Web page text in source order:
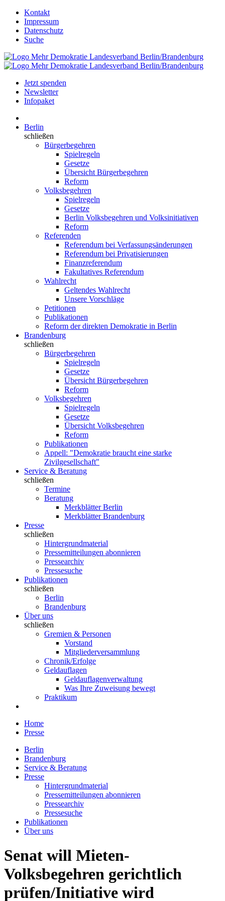
Kontakt
Impressum
Datenschutz
Suche
Jetzt spenden
Newsletter
Infopaket
Berlin
schließen
Bürgerbegehren
Spielregeln
Gesetze
Übersicht Bürgerbegehren
Reform
Volksbegehren
Spielregeln
Gesetze
Berlin Volksbegehren und Volksinitiativen
Reform
Referenden
Referendum bei Verfassungsänderungen
Referendum bei Privatisierungen
Finanzreferendum
Fakultatives Referendum
Wahlrecht
Geltendes Wahlrecht
Unsere Vorschläge
Petitionen
Publikationen
Reform der direkten Demokratie in Berlin
Brandenburg
schließen
Bürgerbegehren
Spielregeln
Gesetze
Übersicht Bürgerbegehren
Reform
Volksbegehren
Spielregeln
Gesetze
Übersicht Volksbegehren
Reform
Publikationen
Appell: "Demokratie braucht eine starke
Zivilgesellschaft"
Service & Beratung
schließen
Termine
Beratung
Merkblätter Berlin
Merkblätter Brandenburg
Presse
schließen
Hintergrundmaterial
Pressemitteilungen abonnieren
Pressearchiv
Pressesuche
Publikationen
schließen
Berlin
Brandenburg
Über uns
schließen
Gremien & Personen
Vorstand
Mitgliederversammlung
Chronik/Erfolge
Geldauflagen
Geldauflagenverwaltung
Was Ihre Zuweisung bewegt
Praktikum
Home
Presse
Berlin
Brandenburg
Service & Beratung
Presse
Hintergrundmaterial
Pressemitteilungen abonnieren
Pressearchiv
Pressesuche
Publikationen
Über uns
Senat will Mieten-
Volksbegehren gerichtlich
prüfen/Initiative wird